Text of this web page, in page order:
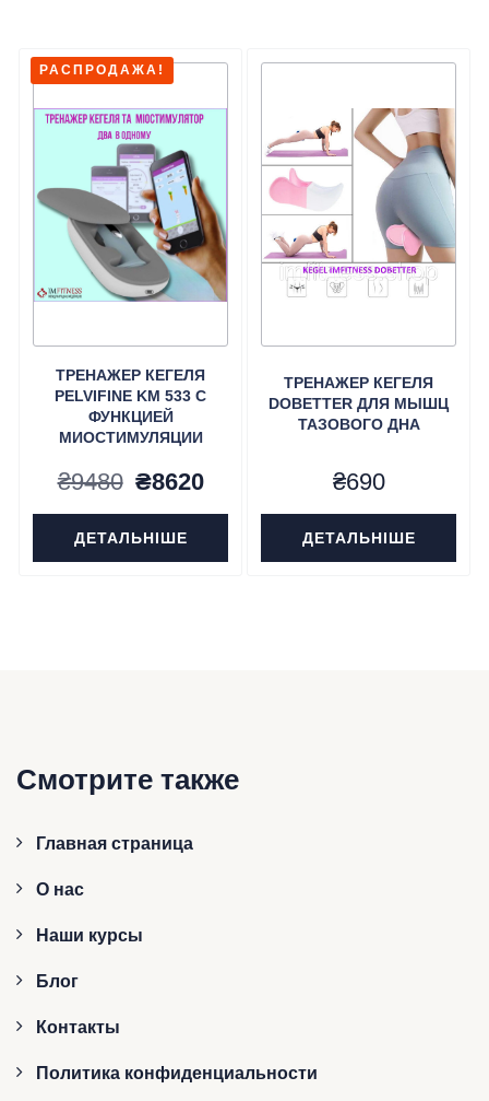
РАСПРОДАЖА!
ТРЕНАЖЕР КЕГЕЛЯ
PELVIFINE KM 533 С
ФУНКЦИЕЙ
МИОСТИМУЛЯЦИИ
₴9480 Первоначальная
цена
составляла
₴8620Текущая
цена:
₴8620.
ДЕТАЛЬНІШЕ
ТРЕНАЖЕР КЕГЕЛЯ
DOBETTER ДЛЯ МЫШЦ
ТАЗОВОГО ДНА
₴690
ДЕТАЛЬНІШЕ
Смотрите также
Главная страница
О нас
Наши курсы
Блог
Контакты
Политика конфиденциальности